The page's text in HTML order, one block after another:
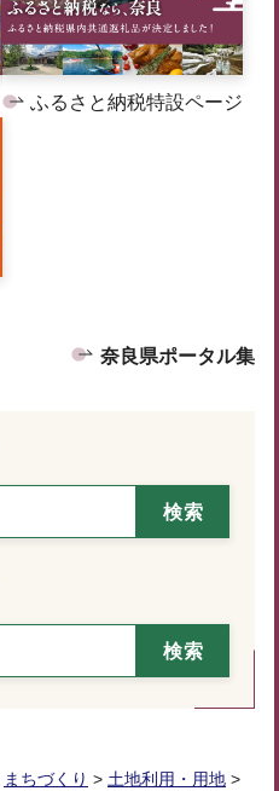
ふるさと納税特設ページ
奈良県ポータル集
まちづくり > 土地利用・用地 >